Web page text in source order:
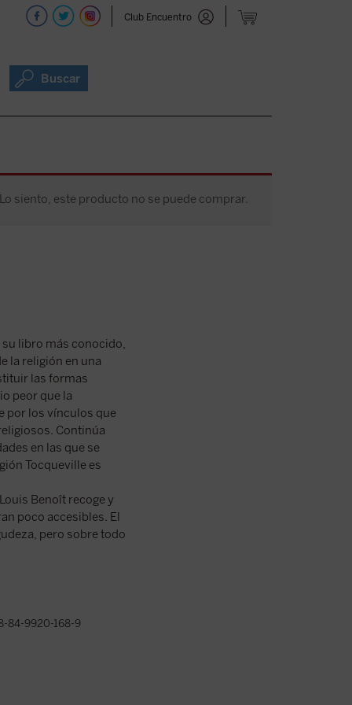
Club Encuentro
Buscar
Lo siento, este producto no se puede comprar.
su libro más conocido,
la religión en una
las formas
peor que la
por los vínculos que
Continúa
en las que se
Tocqueville es
Benoît recoge y
poco accesibles. El
pero sobre todo
84-9920-168-9